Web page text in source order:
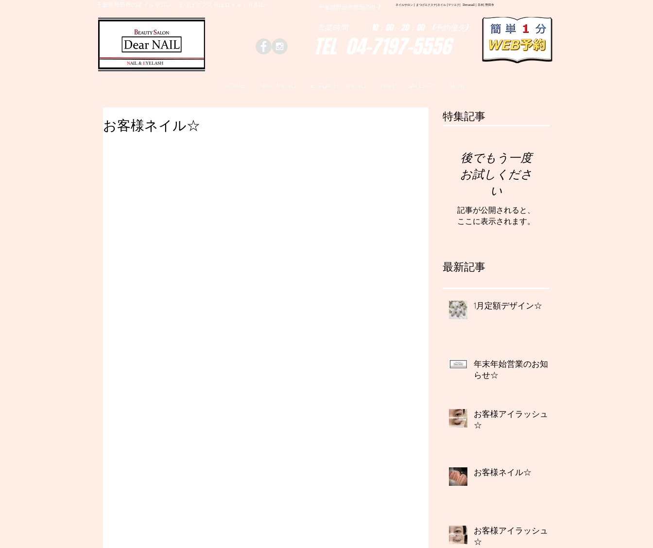
千葉県野田市のネイルサロン、まつげエクステはＤｅａｒＮAILへ ネイルサロン | まつげエクステ|ネイル |マツエク| Deranail | 日本| 野田市
千葉県野田市野田790-1
​NAIL & EYELASH
TEL 04-7197-5556
営業時間 10：00～20：00 (予約優先)
お客様ネイル☆
特集記事
後でもう一度
お試しくださ
い
記事が公開されると、
ここに表示されます。
最新記事
1月定額デザイン☆
年末年始営業のお知
らせ☆
お客様アイラッシュ
☆
お客様ネイル☆
お客様アイラッシュ
☆